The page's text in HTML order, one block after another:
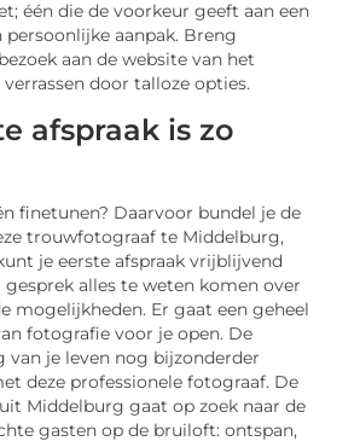
één die de voorkeur geeft aan een
persoonlijke aanpak. Breng
aan de website van het
door talloze opties.
afspraak is zo
finetunen? Daarvoor bundel je de
trouwfotograaf te Middelburg,
je eerste afspraak vrijblijvend
gesprek alles te weten komen over
mogelijkheden. Er gaat een geheel
fotografie voor je open. De
van je leven nog bijzonderder
deze professionele fotograaf. De
Middelburg gaat op zoek naar de
gasten op de bruiloft: ontspan,